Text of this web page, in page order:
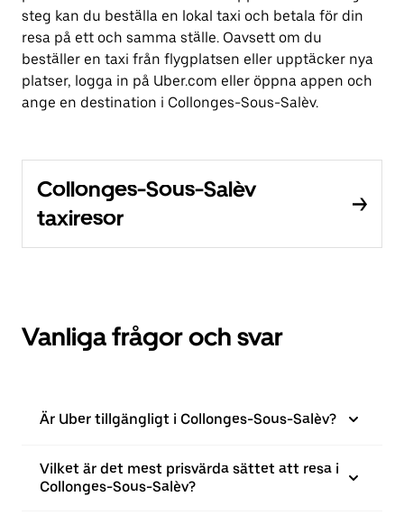
steg kan du beställa en lokal taxi och betala för din
resa på ett och samma ställe. Oavsett om du
beställer en taxi från flygplatsen eller upptäcker nya
platser, logga in på Uber.com eller öppna appen och
ange en destination i Collonges-Sous-Salèv.
Collonges-Sous-Salèv
taxiresor
Vanliga frågor och svar
Är Uber tillgängligt i Collonges-Sous-Salèv?
Vilket är det mest prisvärda sättet att resa i
Collonges-Sous-Salèv?